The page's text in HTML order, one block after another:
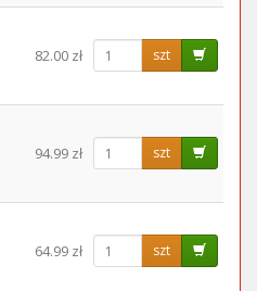
82.00 zł szt
94.99 zł szt
64.99 zł szt